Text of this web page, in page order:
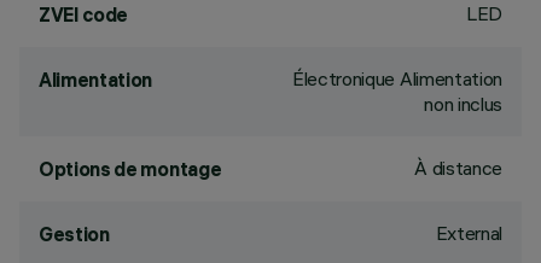
ZVEI code LED
Alimentation
Électronique Alimentation
non inclus
Options de montage À distance
Gestion External